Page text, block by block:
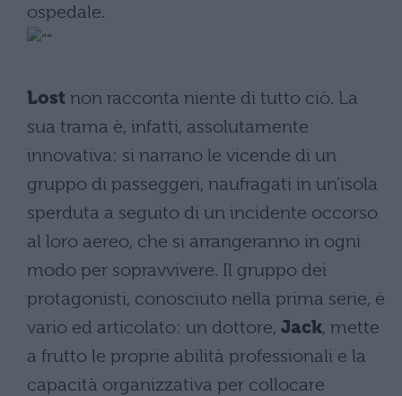
ospedale.
Lost non racconta niente di tutto ciò. La
sua trama è, infatti, assolutamente
innovativa: si narrano le vicende di un
gruppo di passeggeri, naufragati in un’isola
sperduta a seguito di un incidente occorso
al loro aereo, che si arrangeranno in ogni
modo per sopravvivere. Il gruppo dei
protagonisti, conosciuto nella prima serie, è
vario ed articolato: un dottore, Jack, mette
a frutto le proprie abilità professionali e la
capacità organizzativa per collocare